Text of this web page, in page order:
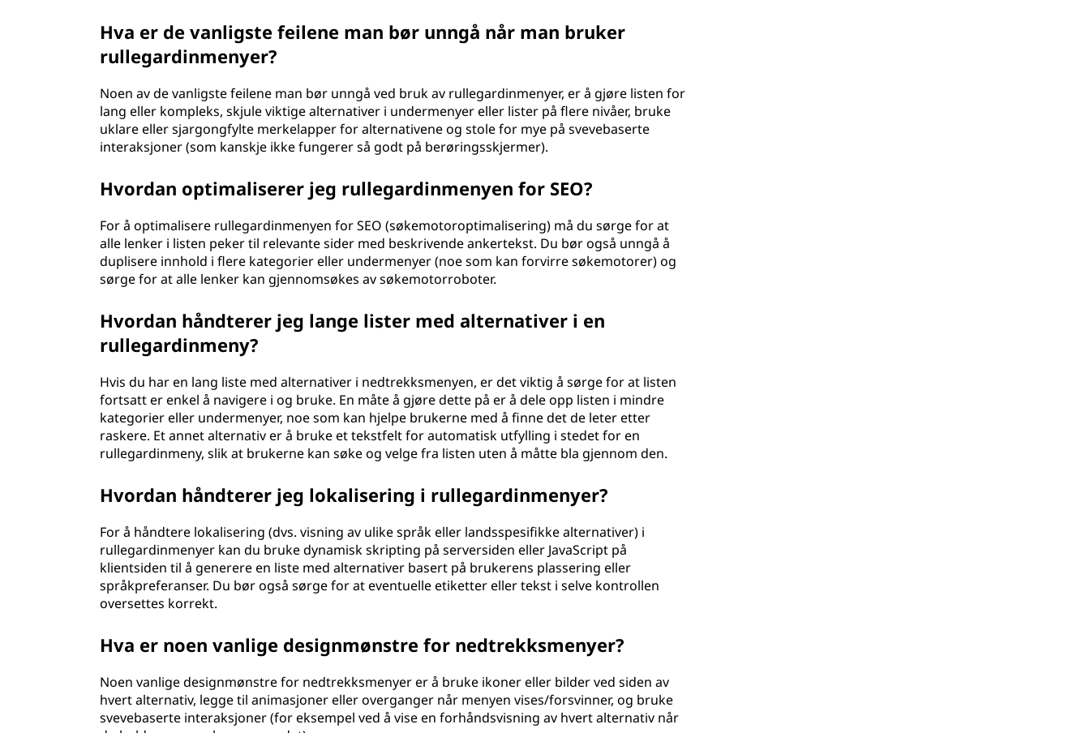
Hva er de vanligste feilene man bør unngå når man bruker
rullegardinmenyer?
Noen av de vanligste feilene man bør unngå ved bruk av rullegardinmenyer, er å gjøre listen for
lang eller kompleks, skjule viktige alternativer i undermenyer eller lister på flere nivåer, bruke
uklare eller sjargongfylte merkelapper for alternativene og stole for mye på svevebaserte
interaksjoner (som kanskje ikke fungerer så godt på berøringsskjermer).
Hvordan optimaliserer jeg rullegardinmenyen for SEO?
For å optimalisere rullegardinmenyen for SEO (søkemotoroptimalisering) må du sørge for at
alle lenker i listen peker til relevante sider med beskrivende ankertekst. Du bør også unngå å
duplisere innhold i flere kategorier eller undermenyer (noe som kan forvirre søkemotorer) og
sørge for at alle lenker kan gjennomsøkes av søkemotorroboter.
Hvordan håndterer jeg lange lister med alternativer i en
rullegardinmeny?
Hvis du har en lang liste med alternativer i nedtrekksmenyen, er det viktig å sørge for at listen
fortsatt er enkel å navigere i og bruke. En måte å gjøre dette på er å dele opp listen i mindre
kategorier eller undermenyer, noe som kan hjelpe brukerne med å finne det de leter etter
raskere. Et annet alternativ er å bruke et tekstfelt for automatisk utfylling i stedet for en
rullegardinmeny, slik at brukerne kan søke og velge fra listen uten å måtte bla gjennom den.
Hvordan håndterer jeg lokalisering i rullegardinmenyer?
For å håndtere lokalisering (dvs. visning av ulike språk eller landsspesifikke alternativer) i
rullegardinmenyer kan du bruke dynamisk skripting på serversiden eller JavaScript på
klientsiden til å generere en liste med alternativer basert på brukerens plassering eller
språkpreferanser. Du bør også sørge for at eventuelle etiketter eller tekst i selve kontrollen
oversettes korrekt.
Hva er noen vanlige designmønstre for nedtrekksmenyer?
Noen vanlige designmønstre for nedtrekksmenyer er å bruke ikoner eller bilder ved siden av
hvert alternativ, legge til animasjoner eller overganger når menyen vises/forsvinner, og bruke
svevebaserte interaksjoner (for eksempel ved å vise en forhåndsvisning av hvert alternativ når